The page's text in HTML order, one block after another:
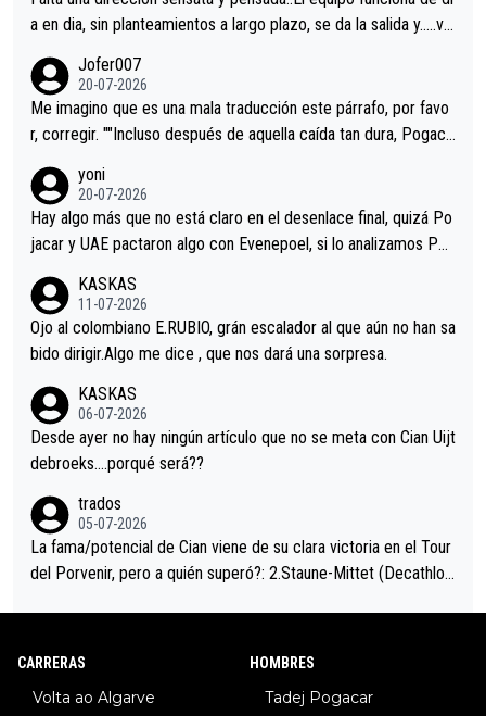
a en dia, sin planteamientos a largo plazo, se da la salida y…..ve
Minguez, Velez etc etc.Me da pena vivir estos momentos tan
tristes sin victorias.
Jofer007
20-07-2026
Me imagino que es una mala traducción este párrafo, por favo
r, corregir. ""Incluso después de aquella caída tan dura, Pogaca
permaneció pegado a su rueda. Parecía increíble la forma en l
a que era capaz de controlar el miedo", recordó."
yoni
20-07-2026
Hay algo más que no está claro en el desenlace final, quizá Po
jacar y UAE pactaron algo con Evenepoel, si lo analizamos Poj
i sin pedalear, luego está el saludo con Evenepoel dándose la
mano de una manera muy fraternal, más allá de los típicos toqu
es en el hombro con que saludaba a Vingegard. Ahí hubo una in
eta, a ver si por querer poner a Del Toro con calzador en posi
ción de podio UAE y Pojacar se van complicar el tour.
KASKAS
11-07-2026
Ojo al colombiano E.RUBIO, grán escalador al que aún no han sa
bido dirigir.Algo me dice , que nos dará una sorpresa.
KASKAS
06-07-2026
Desde ayer no hay ningún artículo que no se meta con Cian Uijt
debroeks….porqué será??
trados
05-07-2026
La fama/potencial de Cian viene de su clara victoria en el Tour
del Porvenir, pero a quién superó?: 2.Staune-Mittet (Decathlon,
CARRERAS
Volta ao Algarve
HOMBRES
Tadej Pogacar